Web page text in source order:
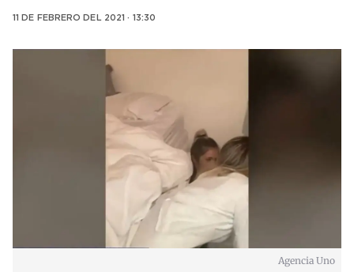
11 DE FEBRERO DEL 2021 · 13:30
Agencia Uno